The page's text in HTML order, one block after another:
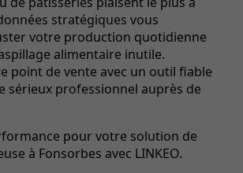
stratégiques vous
votre production quotidienne
alimentaire inutile.
point de vente avec un outil fiable
sérieux professionnel auprès de
pour votre solution de
à Fonsorbes avec LINKEO.